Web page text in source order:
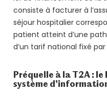
consiste à facturer à
séjour hospitalier
patient atteint d’une
d’un tarif national fixé par
Préquelle à la T2A :
système